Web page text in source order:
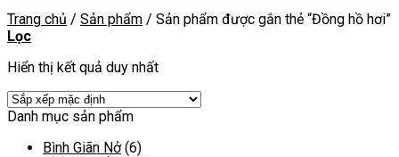
Trang chủ / Sản phẩm / Sản phẩm được gắn thẻ “Đồng hồ hơi”
Lọc
Hiển thị kết quả duy nhất
Danh mục sản phẩm
Bình Giãn Nở (6)